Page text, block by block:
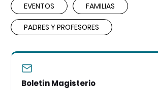
EVENTOS FAMILIAS
PADRES Y PROFESORES
Boletín Magisterio